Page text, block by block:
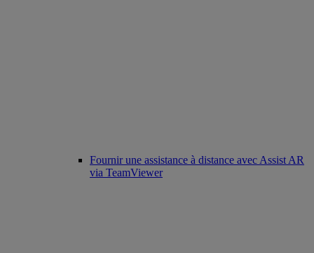
Fournir une assistance à distance avec Assist AR
via TeamViewer